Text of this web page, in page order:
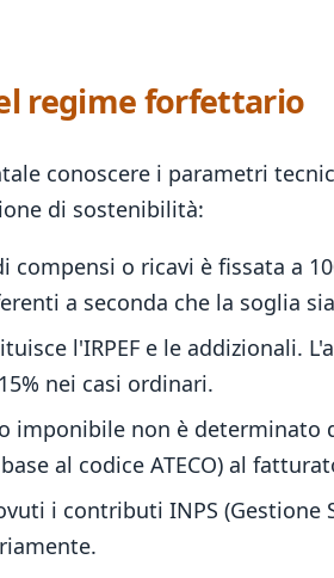
regime forfettario
conoscere i parametri
di sostenibilità:
compensi o ricavi è fissata a
a seconda che la soglia
l'IRPEF e le addizionali.
nei casi ordinari.
imponibile non è determinato
al codice ATECO) al
i contributi INPS (Gestione